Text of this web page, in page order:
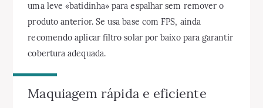
uma leve «batidinha» para espalhar sem remover o
produto anterior. Se usa base com FPS, ainda
recomendo aplicar filtro solar por baixo para garantir
cobertura adequada.
Maquiagem rápida e eficiente